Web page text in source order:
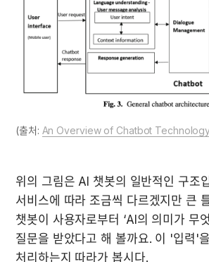
(출처: An Overview of Chatbot
위의 그림은 AI 챗봇의 일반적인 구조
서비스에 따라 조금씩 다르겠지만 큰
챗봇이 사용자로부터 ‘AI의 의미가 무
질문을 받았다고 해 볼까요. 이 '입력'
처리하는지 따라가 봅시다.